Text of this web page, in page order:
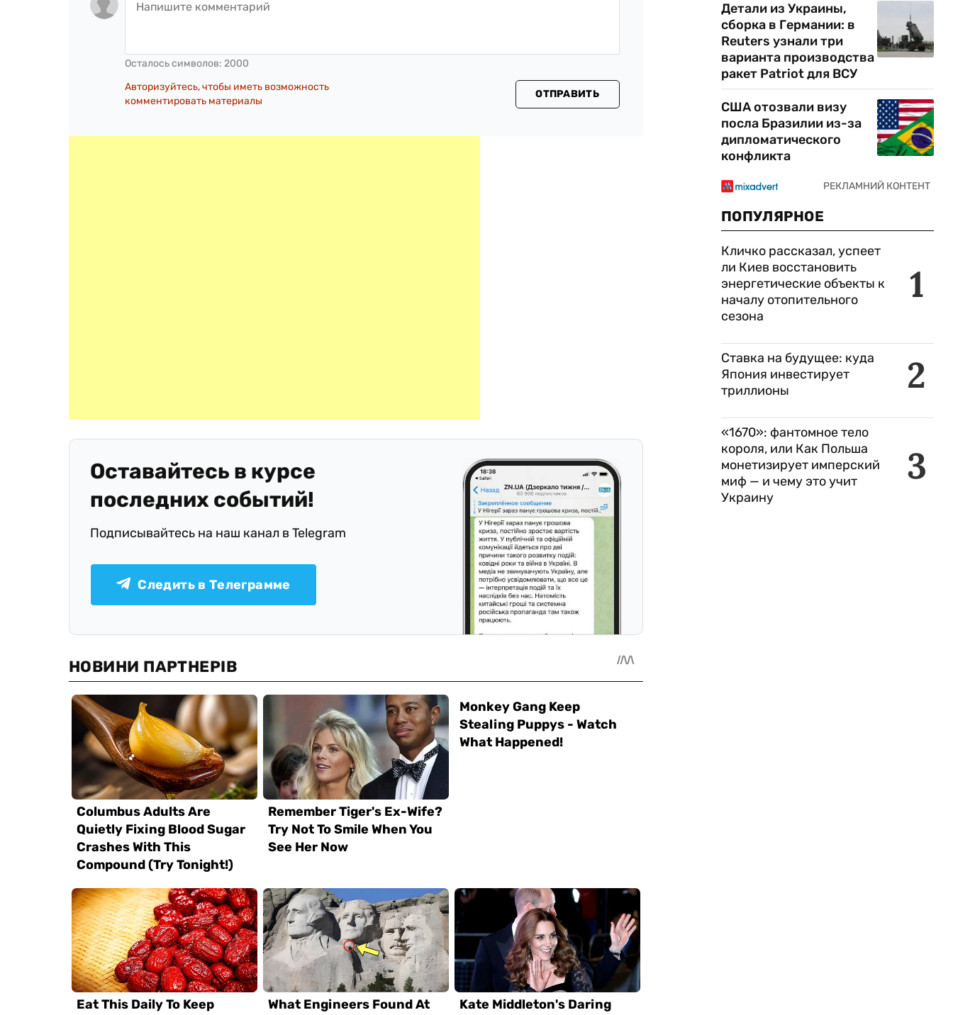
Осталось символов: 2000
Авторизуйтесь, чтобы иметь возможность
комментировать материалы
ОТПРАВИТЬ
Оставайтесь в курсе
последних событий!
Подписывайтесь на наш канал в Telegram
Следить в Телеграмме
Детали из Украины,
сборка в Германии: в
Reuters узнали три
варианта производства
ракет Patriot для ВСУ
США отозвали визу
посла Бразилии из-за
дипломатического
конфликта
ПОПУЛЯРНОЕ
1
Кличко рассказал, успеет
ли Киев восстановить
энергетические объекты к
началу отопительного
сезона
2
Ставка на будущее: куда
Япония инвестирует
триллионы
3
«1670»: фантомное тело
короля, или Как Польша
монетизирует имперский
миф — и чему это учит
Украину